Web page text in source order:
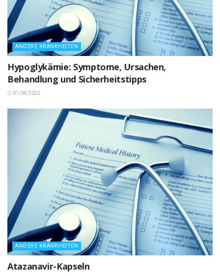
ANDERE KRANKHEITEN
Hypoglykämie: Symptome, Ursachen,
Behandlung und Sicherheitstipps
01/04/2022
ANDERE KRANKHEITEN
Atazanavir-Kapseln